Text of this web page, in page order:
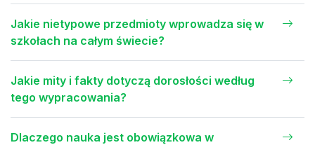
Jakie nietypowe przedmioty wprowadza się w
szkołach na całym świecie?
Jakie mity i fakty dotyczą dorosłości według
tego wypracowania?
Dlaczego nauka jest obowiązkowa w